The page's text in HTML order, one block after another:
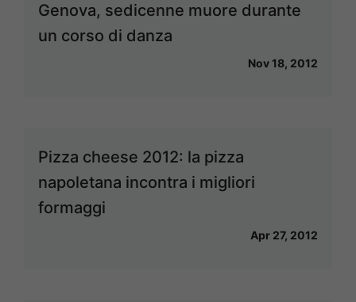
Genova, sedicenne muore durante
un corso di danza
Nov 18, 2012
Pizza cheese 2012: la pizza
napoletana incontra i migliori
formaggi
Apr 27, 2012